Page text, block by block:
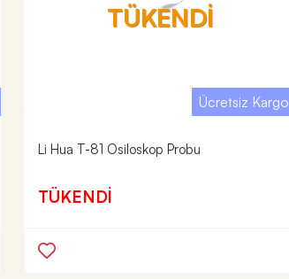
TÜKENDİ
Ücretsiz Kargo
Li Hua T-81 Osiloskop Probu
TÜKENDİ